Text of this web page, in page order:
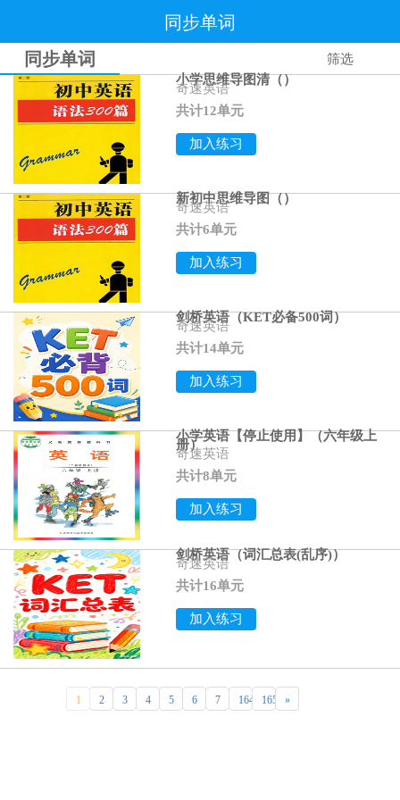
同步单词
同步单词
筛选
小学思维导图清（）
奇速英语
共计12单元
加入练习
新初中思维导图（）
奇速英语
共计6单元
加入练习
剑桥英语（KET必备500词）
奇速英语
共计14单元
加入练习
小学英语【停止使用】（六年级上
册）
奇速英语
共计8单元
加入练习
剑桥英语（词汇总表(乱序)）
奇速英语
共计16单元
加入练习
1 2 3 4 5 6 7 164 165 »